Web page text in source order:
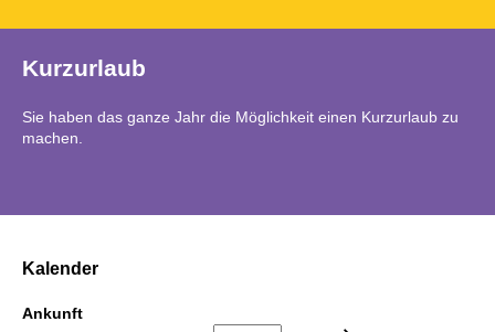
Kurzurlaub
Sie haben das ganze Jahr die Möglichkeit einen Kurzurlaub zu
machen.
Kalender
Ankunft